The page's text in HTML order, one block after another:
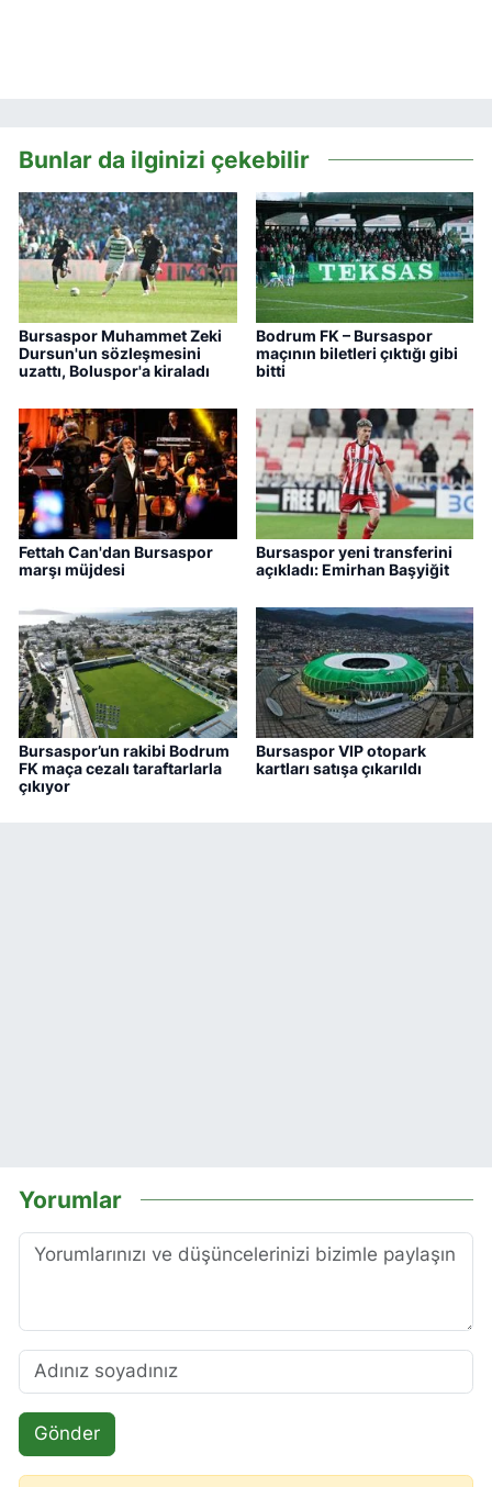
Bunlar da ilginizi çekebilir
Bursaspor Muhammet Zeki
Dursun'un sözleşmesini
uzattı, Boluspor'a kiraladı
Bodrum FK – Bursaspor
maçının biletleri çıktığı gibi
bitti
Fettah Can'dan Bursaspor
marşı müjdesi
Bursaspor yeni transferini
açıkladı: Emirhan Başyiğit
Bursaspor’un rakibi Bodrum
FK maça cezalı taraftarlarla
çıkıyor
Bursaspor VIP otopark
kartları satışa çıkarıldı
Yorumlar
Gönder